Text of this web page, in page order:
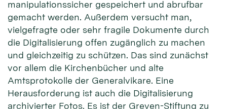
manipulationssicher gespeichert und abrufbar
gemacht werden. Außerdem versucht man,
vielgefragte oder sehr fragile Dokumente durch
die Digitalisierung offen zugänglich zu machen
und gleichzeitig zu schützen. Das sind zunächst
vor allem die Kirchenbücher und alte
Amtsprotokolle der Generalvikare. Eine
Herausforderung ist auch die Digitalisierung
archivierter Fotos. Es ist der Greven-Stiftung zu